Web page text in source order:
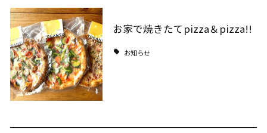
お家で焼きたてpizza＆pizza!!
お知らせ